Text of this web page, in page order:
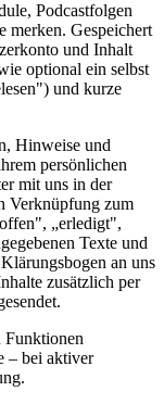
Podcastfolgen
merken. Gespeichert
und Inhalt
optional ein selbst
und kurze
Hinweise und
persönlichen
mit uns in der
Verknüpfung zum
„erledigt",
Texte und
an uns
zusätzlich per
Funktionen
– bei aktiver